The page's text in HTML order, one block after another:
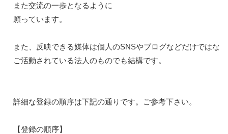
また交流の一歩となるように
願っています。
また、反映できる媒体は個人のSNSやブログなどだけではな
ご活動されている法人のものでも結構です。
詳細な登録の順序は下記の通りです。ご参考下さい。
【登録の順序】